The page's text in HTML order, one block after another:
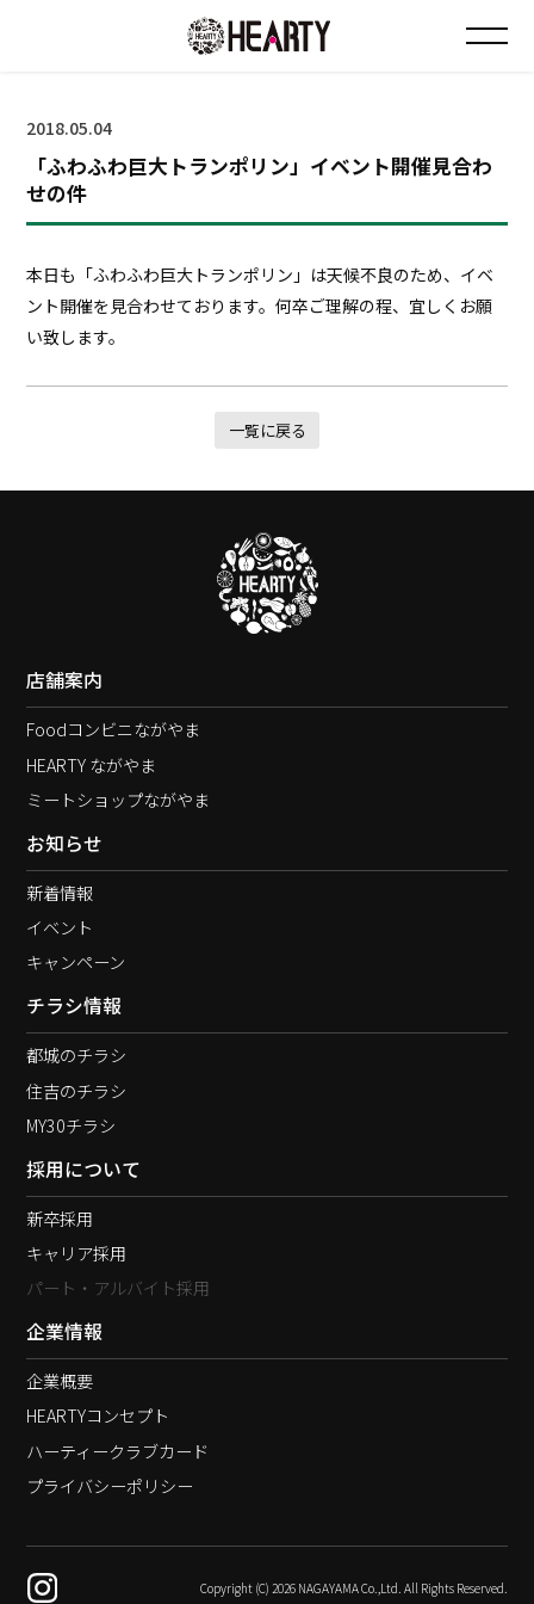
チラシ情報
会社について
採用について
2018.05.04
「ふわふわ巨大トランポリン」イベント開催見合わ
せの件
本日も「ふわふわ巨大トランポリン」は天候不良のため、イベ
ント開催を見合わせております。何卒ご理解の程、宜しくお願
い致します。
一覧に戻る
店舗案内
Foodコンビニながやま
HEARTY ながやま
ミートショップながやま
お知らせ
新着情報
イベント
キャンペーン
チラシ情報
都城のチラシ
住吉のチラシ
MY30チラシ
採用について
新卒採用
キャリア採用
パート・アルバイト採用
企業情報
企業概要
HEARTYコンセプト
ハーティークラブカード
プライバシーポリシー
Copyright (C) 2026 NAGAYAMA Co.,Ltd. All Rights Reserved.